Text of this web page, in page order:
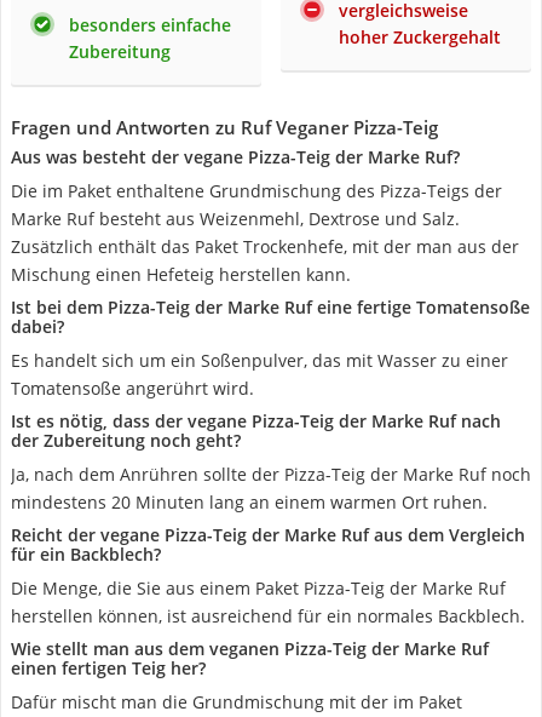
besonders einfache
Zubereitung
vergleichsweise
hoher Zuckergehalt
Fragen und Antworten zu Ruf Veganer Pizza-Teig
Aus was besteht der vegane Pizza-Teig der Marke Ruf?
Die im Paket enthaltene Grundmischung des Pizza-Teigs der
Marke Ruf besteht aus Weizenmehl, Dextrose und Salz.
Zusätzlich enthält das Paket Trockenhefe, mit der man aus der
Mischung einen Hefeteig herstellen kann.
Ist bei dem Pizza-Teig der Marke Ruf eine fertige Tomatensoße
dabei?
Es handelt sich um ein Soßenpulver, das mit Wasser zu einer
Tomatensoße angerührt wird.
Ist es nötig, dass der vegane Pizza-Teig der Marke Ruf nach
der Zubereitung noch geht?
Ja, nach dem Anrühren sollte der Pizza-Teig der Marke Ruf noch
mindestens 20 Minuten lang an einem warmen Ort ruhen.
Reicht der vegane Pizza-Teig der Marke Ruf aus dem Vergleich
für ein Backblech?
Die Menge, die Sie aus einem Paket Pizza-Teig der Marke Ruf
herstellen können, ist ausreichend für ein normales Backblech.
Wie stellt man aus dem veganen Pizza-Teig der Marke Ruf
einen fertigen Teig her?
Dafür mischt man die Grundmischung mit der im Paket